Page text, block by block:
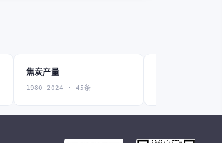
焦炭产量
1980-2024 · 45条